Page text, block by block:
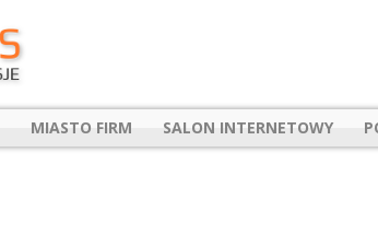
MIASTO FIRM SALON INTERNETOWY